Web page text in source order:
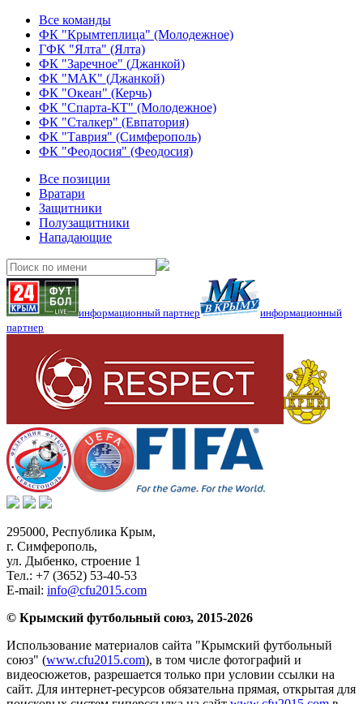
Все команды
ФК "Крымтеплица" (Молодежное)
ГФК "Ялта" (Ялта)
ФК "Заречное" (Джанкой)
ФК "МАК" (Джанкой)
ФК "Океан" (Керчь)
ФК "Спарта-КТ" (Молодежное)
ФК "Сталкер" (Евпатория)
ФК "Таврия" (Симферополь)
ФК "Феодосия" (Феодосия)
Все позиции
Вратари
Защитники
Полузащитники
Нападающие
информационный партнер
информационный
партнер
295000, Республика Крым,
г. Симферополь,
ул. Дыбенко, строение 1
Тел.: +7 (3652) 53-40-53
E-mail: info@cfu2015.com
© Крымский футбольный союз, 2015-2026
Использование материалов сайта "Крымский футбольный
союз" (www.cfu2015.com), в том числе фотографий и
видеосюжетов, разрешается только при условии ссылки на
сайт. Для интернет-ресурсов обязательна прямая, открытая для